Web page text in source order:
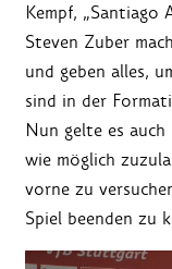
Kempf, „Santiago
Steven Zuber
und geben alles,
sind in der
Nun gelte es
wie möglich
vorne zu
Spiel beenden zu